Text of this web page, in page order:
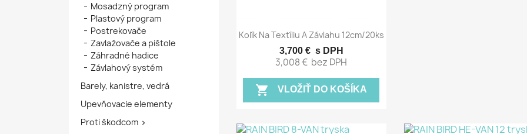
Mosadzný program
Plastový program
Postrekovače
Zavlažovače a pištole
Záhradné hadice
Závlahový systém
Barely, kanistre, vedrá
Upevňovacie elementy
Proti škodcom 
Rýchly náhľad
Kolík Na Textíliu A Závlahu 12cm/20ks
3,700 € s DPH
3,008 € bez DPH
shopping_cart VLOŽIŤ DO KOŠÍKA